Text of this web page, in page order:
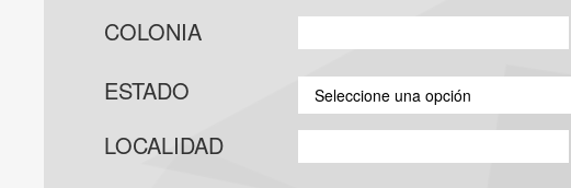
COLONIA
ESTADO
Seleccione una opción
LOCALIDAD